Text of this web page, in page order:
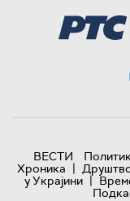
ВЕСТИ
Хроника |
у Украјини |